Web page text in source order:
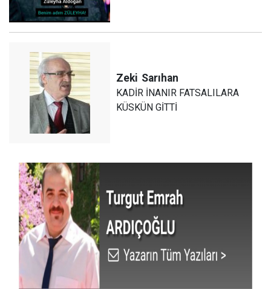
Zeki Sarıhan
KADİR İNANIR FATSALILARA
KÜSKÜN GİTTİ